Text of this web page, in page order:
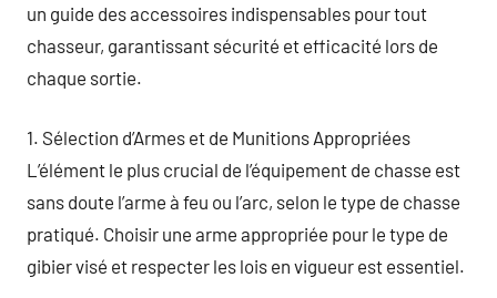
un guide des accessoires indispensables pour tout
chasseur, garantissant sécurité et efficacité lors de
chaque sortie.
1. Sélection d’Armes et de Munitions Appropriées
L’élément le plus crucial de l’équipement de chasse est
sans doute l’arme à feu ou l’arc, selon le type de chasse
pratiqué. Choisir une arme appropriée pour le type de
gibier visé et respecter les lois en vigueur est essentiel.